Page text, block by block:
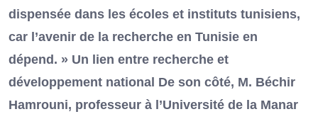
dispensée dans les écoles et instituts tunisiens,
car l’avenir de la recherche en Tunisie en
dépend. » Un lien entre recherche et
développement national De son côté, M. Béchir
Hamrouni, professeur à l’Université de la Manar